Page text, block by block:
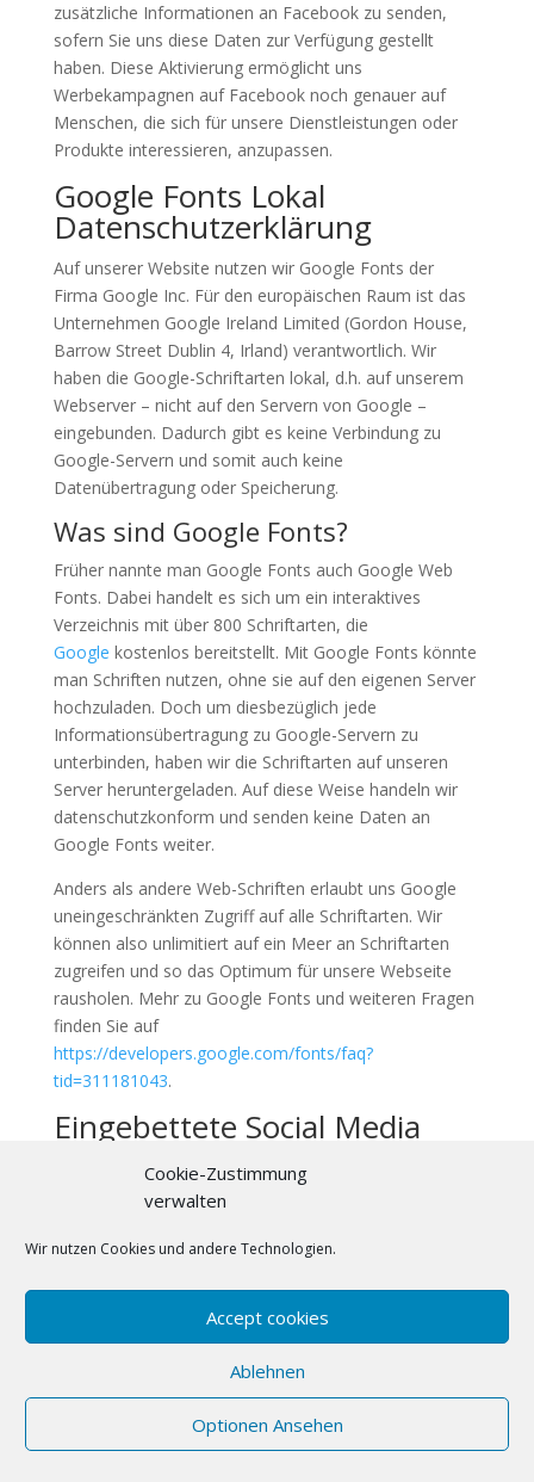
Cookie-Zustimmung
verwalten
Wir nutzen Cookies und andere Technologien.
Accept cookies
Ablehnen
Optionen Ansehen
zusätzliche Informationen an Facebook zu senden,
sofern Sie uns diese Daten zur Verfügung gestellt
haben. Diese Aktivierung ermöglicht uns
Werbekampagnen auf Facebook noch genauer auf
Menschen, die sich für unsere Dienstleistungen oder
Produkte interessieren, anzupassen.
Google Fonts Lokal
Datenschutzerklärung
Auf unserer Website nutzen wir Google Fonts der
Firma Google Inc. Für den europäischen Raum ist das
Unternehmen Google Ireland Limited (Gordon House,
Barrow Street Dublin 4, Irland) verantwortlich. Wir
haben die Google-Schriftarten lokal, d.h. auf unserem
Webserver – nicht auf den Servern von Google –
eingebunden. Dadurch gibt es keine Verbindung zu
Google-Servern und somit auch keine
Datenübertragung oder Speicherung.
Was sind Google Fonts?
Früher nannte man Google Fonts auch Google Web
Fonts. Dabei handelt es sich um ein interaktives
Verzeichnis mit über 800 Schriftarten, die
Google kostenlos bereitstellt. Mit Google Fonts könnte
man Schriften nutzen, ohne sie auf den eigenen Server
hochzuladen. Doch um diesbezüglich jede
Informationsübertragung zu Google-Servern zu
unterbinden, haben wir die Schriftarten auf unseren
Server heruntergeladen. Auf diese Weise handeln wir
datenschutzkonform und senden keine Daten an
Google Fonts weiter.
Anders als andere Web-Schriften erlaubt uns Google
uneingeschränkten Zugriff auf alle Schriftarten. Wir
können also unlimitiert auf ein Meer an Schriftarten
zugreifen und so das Optimum für unsere Webseite
rausholen. Mehr zu Google Fonts und weiteren Fragen
finden Sie auf
https://developers.google.com/fonts/faq?
tid=311181043.
Eingebettete Social Media
Elemente
Datenschutzerklärung
Media Diensten ein um Bilder, Videos und Texte
anzuzeigen.
Durch den Besuch von Seiten die diese Elemente
darstellen, werden Daten von Ihrem Browser zum
jeweiligen Social Media Dienst übertragen und dort
gespeichert. Wir haben keinen Zugriff auf diese Daten.
Die folgenden Links führen Sie zu den Seiten der
jeweiligen Social Media Dienste wo erklärt wird, wie